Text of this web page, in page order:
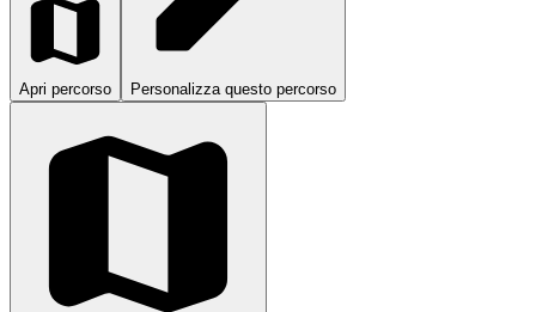
Apri percorso Personalizza questo percorso